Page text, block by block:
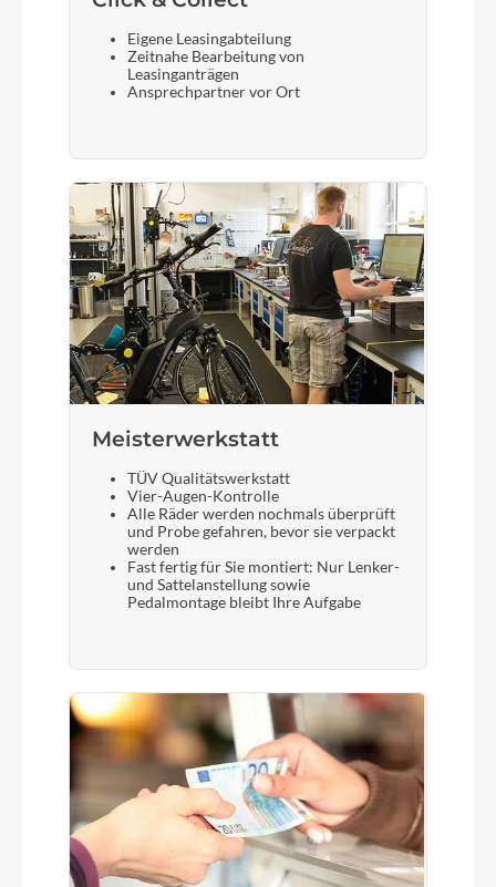
Eigene Leasingabteilung
Zeitnahe Bearbeitung von
Leasinganträgen
Ansprechpartner vor Ort
Meisterwerkstatt
TÜV Qualitätswerkstatt
Vier-Augen-Kontrolle
Alle Räder werden nochmals überprüft
und Probe gefahren, bevor sie verpackt
werden
Fast fertig für Sie montiert: Nur Lenker-
und Sattelanstellung sowie
Pedalmontage bleibt Ihre Aufgabe